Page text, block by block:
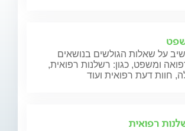
על שאלות הגולשים בנושאים
ומשפט, כגון: רשלנות רפואית,
חוות דעת רפואית ועוד
רפואית